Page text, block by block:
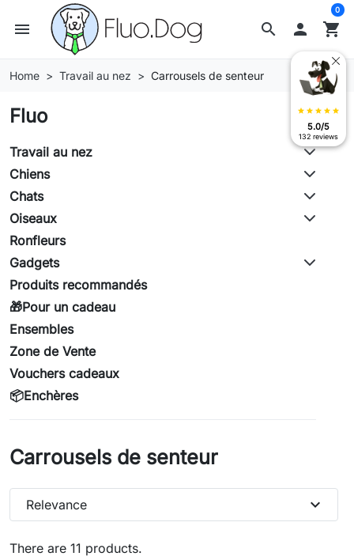
search
menu  shopping_cart
0
Home Travail au nez Carrousels de senteur
Fluo
Travail au nez
Chiens
Chats
Oiseaux
Ronfleurs
Gadgets
Produits recommandés
🎁Pour un cadeau
Ensembles
Zone de Vente
Vouchers cadeaux
📦Enchères
Carrousels de senteur
There are 11 products.
Relevance expand_more
star star star star star
5.0/5
132 reviews